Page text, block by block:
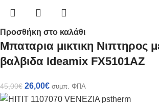
Προσθήκη στο καλάθι
Mπαταρια μικτικη Nιπτηρος
βαλβιδα Ideamix FX5101AZ
45,00€ 26,00€ συμπ. ΦΠΑ